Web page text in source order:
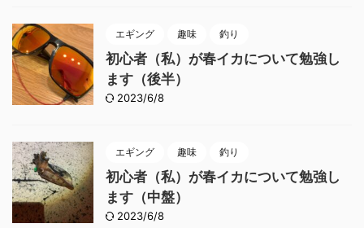
エギング 趣味 釣り
初心者（私）が春イカについて勉強し
ます（後半）
2023/6/8
エギング 趣味 釣り
初心者（私）が春イカについて勉強し
ます（中盤）
2023/6/8